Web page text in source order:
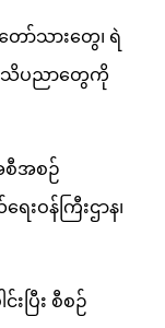
ာ်သားတွေ၊ ရဲ
သိပညာတွေကို
စီအစဉ်
ဝန်ကြီးဌာန၊
းပြီး စီစဉ်